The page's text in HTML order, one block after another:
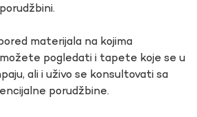
materijala na kojima
pogledati i tapete koje se u
ali i uživo se konsultovati sa
porudžbine.